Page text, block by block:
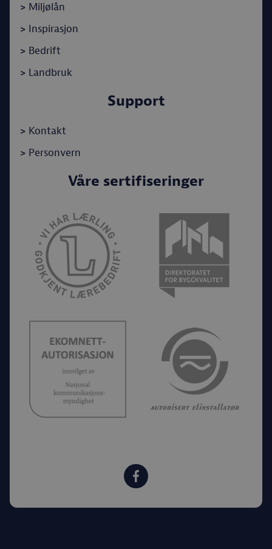
> Miljølån
> Inspirasjon
> Bedrift
> Landbruk
Support
> Kontakt
> Personvern
Våre sertifiseringer